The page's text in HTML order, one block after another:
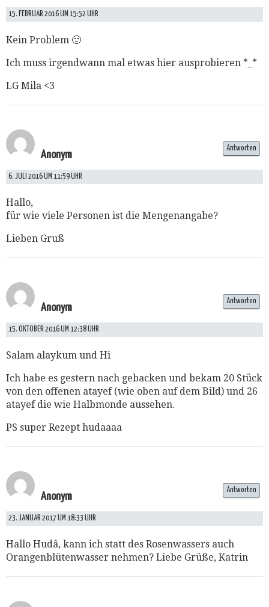
15. FEBRUAR 2016 UM 15:52 UHR
Kein Problem 🙂
Ich muss irgendwann mal etwas hier ausprobieren *_*
LG Mila <3
Anonym
6. JULI 2016 UM 11:59 UHR
Hallo,
für wie viele Personen ist die Mengenangabe?
Lieben Gruß
Antworten
Anonym
15. OKTOBER 2016 UM 12:38 UHR
Salam alaykum und Hi
Ich habe es gestern nach gebacken und bekam 20 Stück
von den offenen atayef (wie oben auf dem Bild) und 26
atayef die wie Halbmonde aussehen.
PS super Rezept hudaaaa
Antworten
Anonym
23. JANUAR 2017 UM 18:33 UHR
Hallo Hudâ, kann ich statt des Rosenwassers auch
Orangenblütenwasser nehmen? Liebe Grüße, Katrin
Antworten